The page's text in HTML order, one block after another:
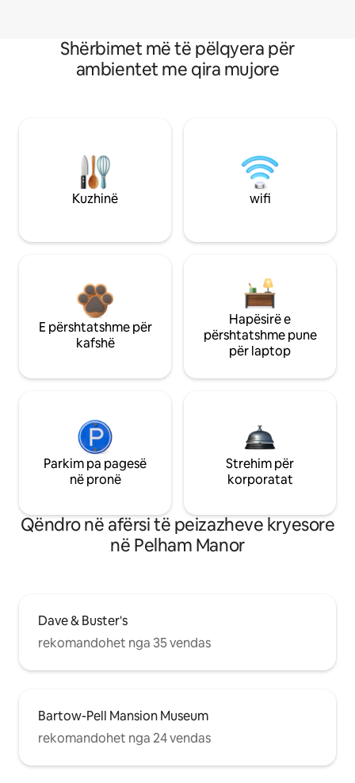
Shërbimet më të pëlqyera për
ambientet me qira mujore
Kuzhinë wifi
E përshtatshme për
kafshë
Hapësirë e
përshtatshme pune
për laptop
Parkim pa pagesë
në pronë
Strehim për
korporatat
Qëndro në afërsi të peizazheve kryesore
në Pelham Manor
Dave & Buster's
rekomandohet nga 35 vendas
Bartow-Pell Mansion Museum
rekomandohet nga 24 vendas